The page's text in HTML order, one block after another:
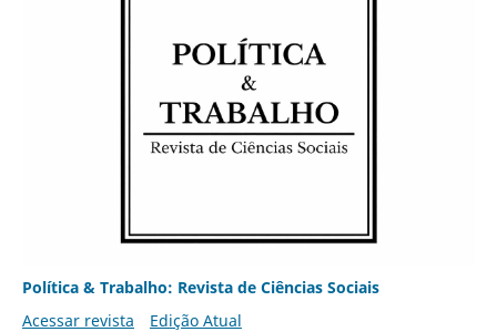
Política & Trabalho: Revista de Ciências Sociais
Acessar revista
Edição Atual